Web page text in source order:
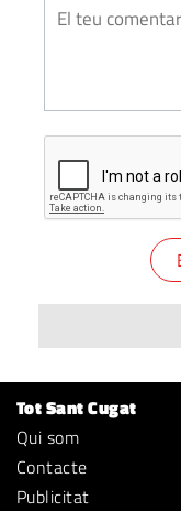
Tot Sant Cugat
Qui som
Contacte
Publicitat